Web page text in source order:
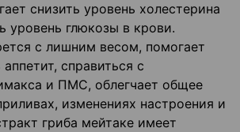
снизить уровень холестерина
уровень глюкозы в крови.
с лишним весом, помогает
справиться с
и ПМС, облегчает общее
изменениях настроения и
гриба мейтаке имеет